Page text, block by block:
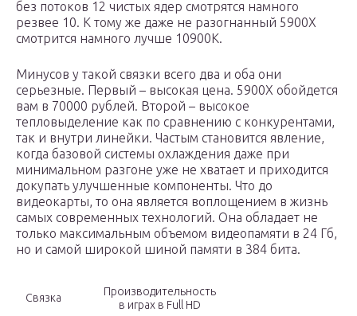
без потоков 12 чистых ядер смотрятся намного
резвее 10. К тому же даже не разогнанный 5900Х
смотрится намного лучше 10900К.
Минусов у такой связки всего два и оба они
серьезные. Первый – высокая цена. 5900X обойдется
вам в 70000 рублей. Второй – высокое
тепловыделение как по сравнению с конкурентами,
так и внутри линейки. Частым становится явление,
когда базовой системы охлаждения даже при
минимальном разгоне уже не хватает и приходится
докупать улучшенные компоненты. Что до
видеокарты, то она является воплощением в жизнь
самых современных технологий. Она обладает не
только максимальным объемом видеопамяти в 24 Гб,
но и самой широкой шиной памяти в 384 бита.
Связка
Производительность
в играх в Full HD